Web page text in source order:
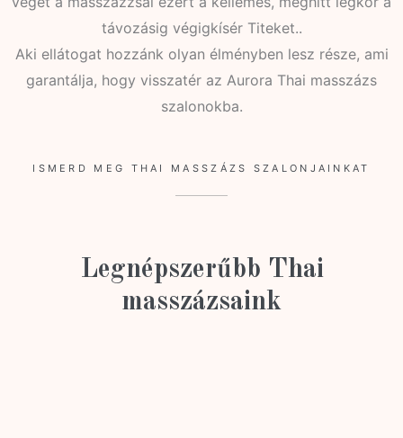
távozásig végigkísér Titeket..
Aki ellátogat hozzánk olyan élményben lesz része, ami
garantálja, hogy visszatér az Aurora Thai masszázs
szalonokba.
ISMERD MEG THAI MASSZÁZS SZALONJAINKAT
Legnépszerűbb Thai
masszázsaink